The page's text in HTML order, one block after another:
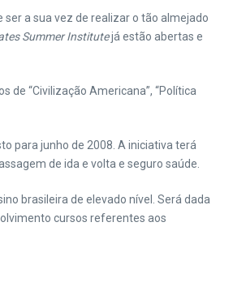
ser a sua vez de realizar o tão almejado
Summer Institutejá estão abertas e
de “Civilização Americana”, “Política
para junho de 2008. A iniciativa terá
de ida e volta e seguro saúde.
brasileira de elevado nível. Será dada
cursos referentes aos